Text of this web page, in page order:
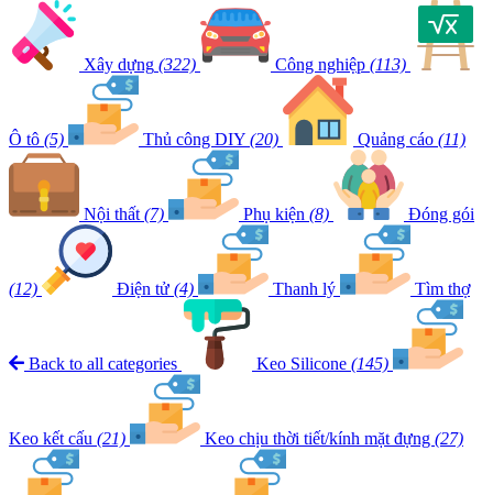
Xây dựng (322) Công nghiệp (113)
Ô tô (5) Thủ công DIY (20) Quảng cáo (11)
Nội thất (7) Phụ kiện (8) Đóng gói
(12) Điện tử (4) Thanh lý Tìm thợ
Back to all categories Keo Silicone (145)
Keo kết cấu (21) Keo chịu thời tiết/kính mặt đựng (27)